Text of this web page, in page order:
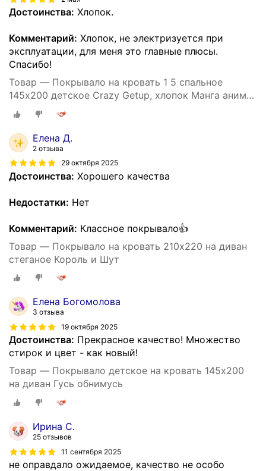
Достоинства: Хлопок.
Комментарий: Хлопок, не электризуется при
эксплуатации, для меня это главные плюсы.
Спасибо!
Товар — Покрывало на кровать 1 5 спальное
145х200 детское Crazy Getup, хлопок Манга аниме
Наруто
Елена Д.
2 отзыва
29 октября 2025
Достоинства: Хорошего качества
Недостатки: Нет
Комментарий: Классное покрывало👍
Товар — Покрывало на кровать 210х220 на диван
стеганое Король и Шут
Елена Богомолова
3 отзыва
19 октября 2025
Достоинства: Прекрасное качество! Множество
стирок и цвет - как новый!
Товар — Покрывало детское на кровать 145х200
на диван Гусь обнимусь
Ирина С.
25 отзывов
11 сентября 2025
не оправдало ожидаемое, качество не особо